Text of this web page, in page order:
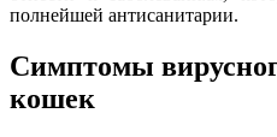
полнейшей антисанитарии.
Симптомы
кошек